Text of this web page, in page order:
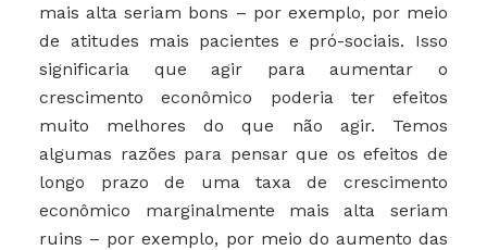
mais alta seriam bons – por exemplo, por meio
de atitudes mais pacientes e pró-sociais. Isso
significaria que agir para aumentar o
crescimento econômico poderia ter efeitos
muito melhores do que não agir. Temos
algumas razões para pensar que os efeitos de
longo prazo de uma taxa de crescimento
econômico marginalmente mais alta seriam
ruins – por exemplo, por meio do aumento das